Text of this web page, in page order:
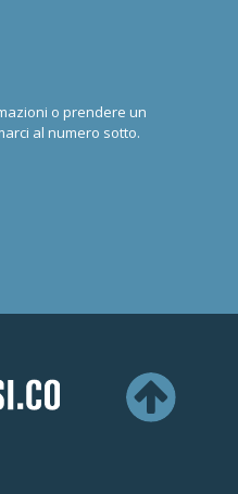
o prendere un
al numero sotto.